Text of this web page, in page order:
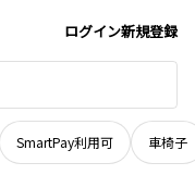
ログイン新規登録
SmartPay利用可 車椅子
地域選択で探す